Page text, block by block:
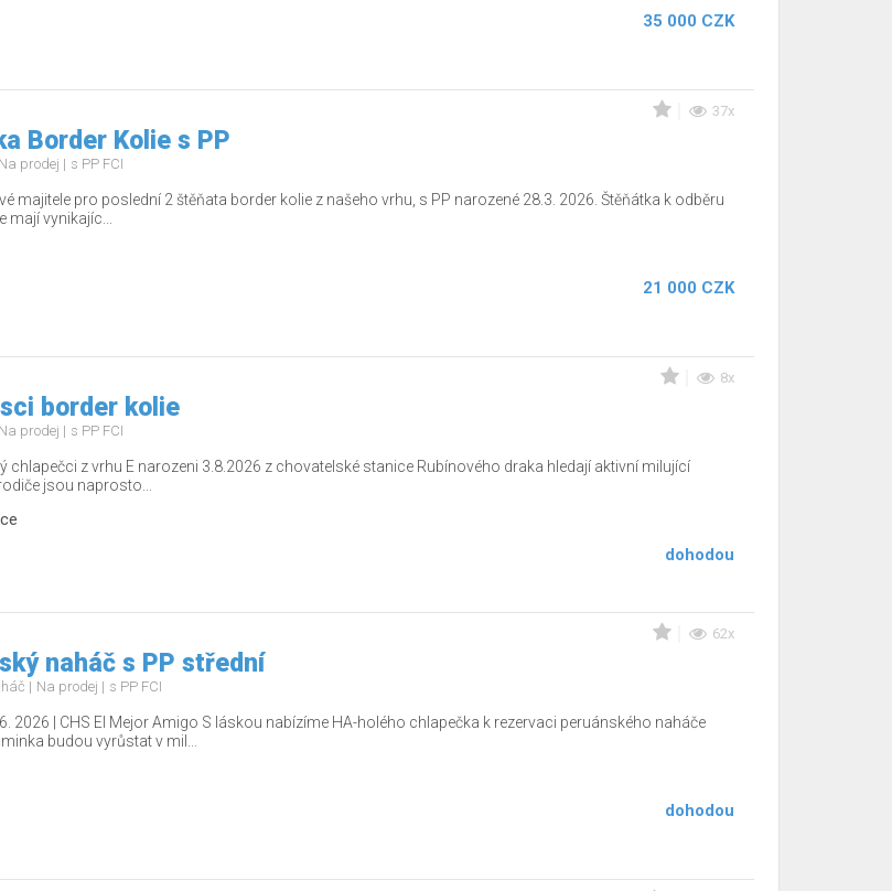
35 000 CZK
37x
Border Kolie s PP
Na prodej s PP FCI
majitele pro poslední 2 štěňata border kolie z našeho vrhu, s PP narozené 28.3. 2026. Štěňátka k odběru
mají vynikajíc...
21 000 CZK
8x
border kolie
Na prodej s PP FCI
chlapečci z vrhu E narozeni 3.8.2026 z chovatelské stanice Rubínového draka hledají aktivní milující
jsou naprosto...
dohodou
62x
naháč s PP střední
Na prodej s PP FCI
2026 | CHS El Mejor Amigo S láskou nabízíme HA-holého chlapečka k rezervaci peruánského naháče
budou vyrůstat v mil...
dohodou